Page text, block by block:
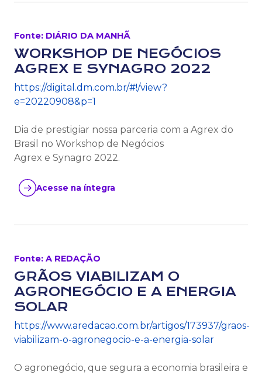
Fonte: DIÁRIO DA MANHÃ
WORKSHOP DE NEGÓCIOS
AGREX E SYNAGRO 2022
https://digital.dm.com.br/#!/view?
e=20220908&p=1
Dia de prestigiar nossa parceria com a Agrex do
Brasil no Workshop de Negócios
Agrex e Synagro 2022.
Acesse na íntegra
Fonte: A REDAÇÃO
GRÃOS VIABILIZAM O
AGRONEGÓCIO E A ENERGIA
SOLAR
https://www.aredacao.com.br/artigos/173937/graos-
viabilizam-o-agronegocio-e-a-energia-solar
O agronegócio, que segura a economia brasileira e